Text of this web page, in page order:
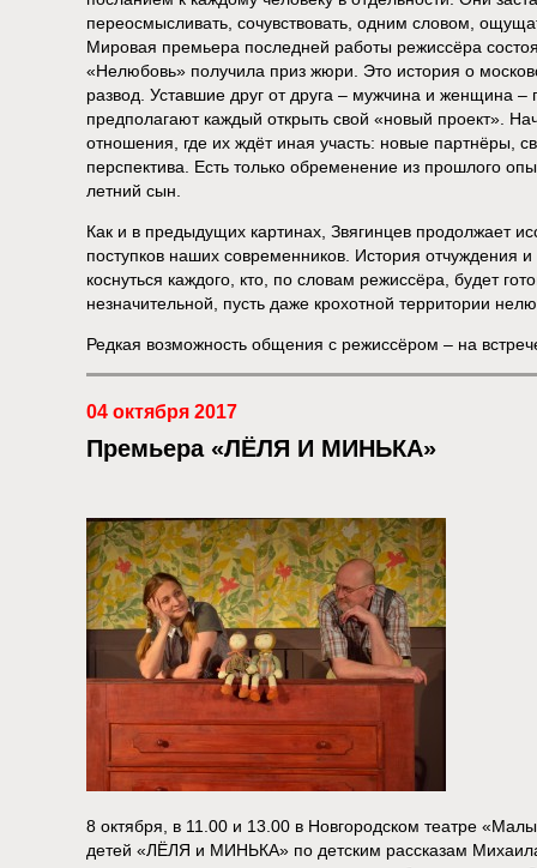
переосмысливать, сочувствовать, одним словом,
Мировая премьера последней работы режиссёра
«Нелюбовь» получила приз жюри. Это история о
развод. Уставшие друг от друга – мужчина и женщина
предполагают каждый открыть свой «новый проект».
отношения, где их ждёт иная участь: новые партнёры,
перспектива. Есть только обременение из прошлого
летний сын.
Как и в предыдущих картинах, Звягинцев продолжает
поступков наших современников. История отчуждения
коснуться каждого, кто, по словам режиссёра, будет
незначительной, пусть даже крохотной территории
Редкая возможность общения с режиссёром – на
04 октября 2017
Премьера «ЛЁЛЯ И МИНЬКА»
8 октября, в 11.00 и 13.00 в Новгородском театре
детей «ЛЁЛЯ и МИНЬКА» по детским рассказам